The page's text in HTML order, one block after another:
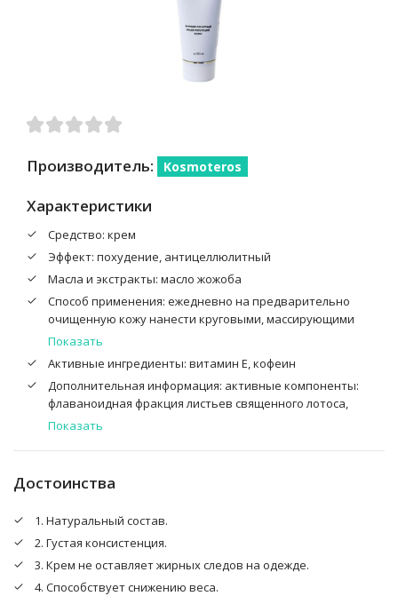
Производитель: Kosmoteros
Характеристики
Средство: крем
Эффект: похудение, антицеллюлитный
Масла и экстракты: масло жожоба
Способ применения: ежедневно на предварительно
очищенную кожу нанести круговыми, массирующими
движениями до полного впитывания
Показать
Активные ингредиенты: витамин Е, кофеин
Дополнительная информация: активные компоненты:
флаваноидная фракция листьев священного лотоса,
экстракт семени киноа (DLP), масла: какао, орехов
косточки, жожоба, порошок какао, кофеин, витамин Е
Показать
Достоинства
1. Натуральный состав.
2. Густая консистенция.
3. Крем не оставляет жирных следов на одежде.
4. Способствует снижению веса.